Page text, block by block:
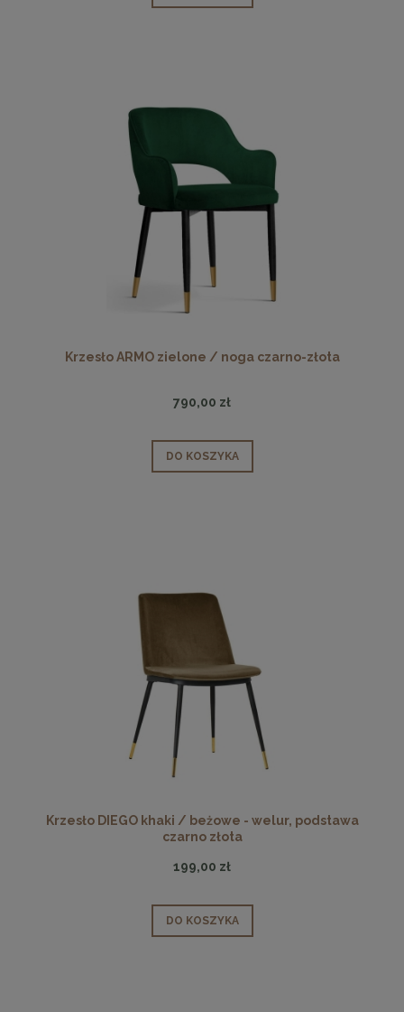
Krzesło ARMO zielone / noga czarno-złota
790,00 zł
DO KOSZYKA
Krzesło DIEGO khaki / beżowe - welur, podstawa
czarno złota
199,00 zł
DO KOSZYKA